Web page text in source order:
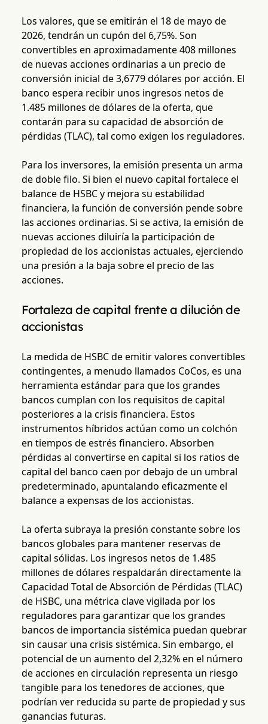
Los valores, que se emitirán el 18 de mayo de
2026, tendrán un cupón del 6,75%. Son
convertibles en aproximadamente 408 millones
de nuevas acciones ordinarias a un precio de
conversión inicial de 3,6779 dólares por acción. El
banco espera recibir unos ingresos netos de
1.485 millones de dólares de la oferta, que
contarán para su capacidad de absorción de
pérdidas (TLAC), tal como exigen los reguladores.
Para los inversores, la emisión presenta un arma
de doble filo. Si bien el nuevo capital fortalece el
balance de HSBC y mejora su estabilidad
financiera, la función de conversión pende sobre
las acciones ordinarias. Si se activa, la emisión de
nuevas acciones diluiría la participación de
propiedad de los accionistas actuales, ejerciendo
una presión a la baja sobre el precio de las
acciones.
Fortaleza de capital frente a dilución de
accionistas
La medida de HSBC de emitir valores convertibles
contingentes, a menudo llamados CoCos, es una
herramienta estándar para que los grandes
bancos cumplan con los requisitos de capital
posteriores a la crisis financiera. Estos
instrumentos híbridos actúan como un colchón
en tiempos de estrés financiero. Absorben
pérdidas al convertirse en capital si los ratios de
capital del banco caen por debajo de un umbral
predeterminado, apuntalando eficazmente el
balance a expensas de los accionistas.
La oferta subraya la presión constante sobre los
bancos globales para mantener reservas de
capital sólidas. Los ingresos netos de 1.485
millones de dólares respaldarán directamente la
Capacidad Total de Absorción de Pérdidas (TLAC)
de HSBC, una métrica clave vigilada por los
reguladores para garantizar que los grandes
bancos de importancia sistémica puedan quebrar
sin causar una crisis sistémica. Sin embargo, el
potencial de un aumento del 2,32% en el número
de acciones en circulación representa un riesgo
tangible para los tenedores de acciones, que
podrían ver reducida su parte de propiedad y sus
ganancias futuras.